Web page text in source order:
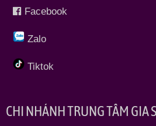
Facebook
Zalo
Tiktok
CHI NHÁNH TRUNG TÂM GIA